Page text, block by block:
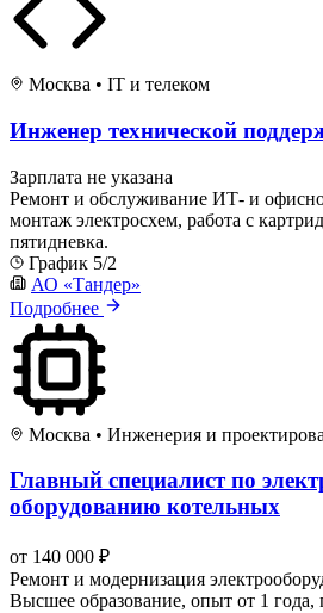
Москва • IT и телеком
Инженер технической
Зарплата не указана
Ремонт и обслуживание ИТ- и
монтаж электросхем, работа с
пятидневка.
График 5/2
АО «Тандер»
Подробнее
Москва • Инженерия и
Главный специалист по
оборудованию котельных
от 140 000 ₽
Ремонт и модернизация
Высшее образование, опыт от 1 года,